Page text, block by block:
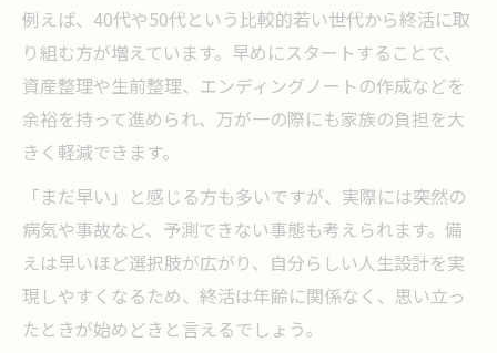
例えば、40代や50代という比較的若い世代から終活に取
り組む方が増えています。早めにスタートすることで、
資産整理や生前整理、エンディングノートの作成などを
余裕を持って進められ、万が一の際にも家族の負担を大
きく軽減できます。
「まだ早い」と感じる方も多いですが、実際には突然の
病気や事故など、予測できない事態も考えられます。備
えは早いほど選択肢が広がり、自分らしい人生設計を実
現しやすくなるため、終活は年齢に関係なく、思い立っ
たときが始めどきと言えるでしょう。